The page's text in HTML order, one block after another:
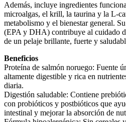
Además, incluye ingredientes
microalgas, el krill, la taurina y la L-
metabolismo y el bienestar general.
(EPA y DHA) contribuye al cuidado
de un pelaje brillante, fuerte y
Beneficios
Proteína de salmón noruego: Fuente
altamente digestible y rica en
diaria.
Digestión saludable: Contiene
con probióticos y postbióticos que
intestinal y mejorar la absorción de